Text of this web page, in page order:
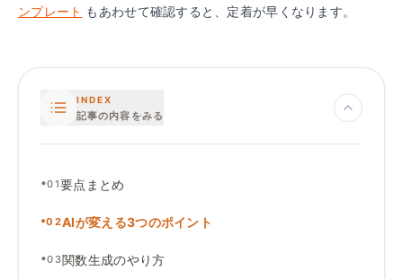
ンプレート もあわせて確認すると、定着が早くなります。
INDEX
記事の内容をみる
•01要点まとめ
•02AIが変える3つのポイント
•03関数生成のやり方